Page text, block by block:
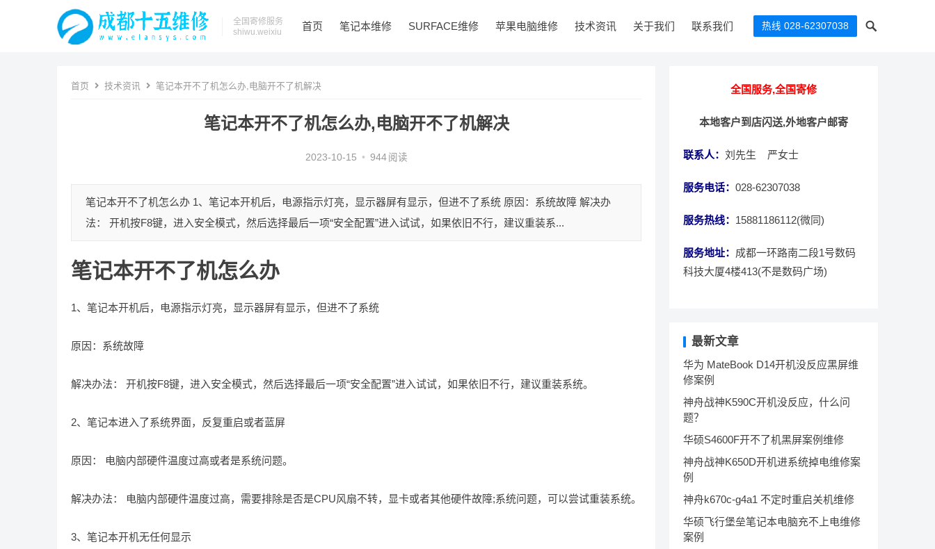
全国寄修服务
shiwu.weixiu
首页 笔记本维修 SURFACE维修 苹果电脑维修 技术资讯 关于我们 联系我们 热线 028-62307038
首页 技术资讯 笔记本开不了机怎么办,电脑开不了机解决
笔记本开不了机怎么办,电脑开不了机解决
2023-10-15 • 944 阅读
笔记本开不了机怎么办 1、笔记本开机后，电源指示灯亮，显示器屏有显示，但进不了系统 原因：系统故障 解决办
法： 开机按F8键，进入安全模式，然后选择最后一项“安全配置”进入试试，如果依旧不行，建议重装系...
笔记本开不了机怎么办
1、笔记本开机后，电源指示灯亮，显示器屏有显示，但进不了系统
原因：系统故障
解决办法： 开机按F8键，进入安全模式，然后选择最后一项“安全配置”进入试试，如果依旧不行，建议重装系统。
2、笔记本进入了系统界面，反复重启或者蓝屏
原因： 电脑内部硬件温度过高或者是系统问题。
解决办法： 电脑内部硬件温度过高，需要排除是否是CPU风扇不转，显卡或者其他硬件故障;系统问题，可以尝试重装系统。
3、笔记本开机无任何显示
全国服务,全国寄修
本地客户到店闪送,外地客户邮寄
联系人： 刘先生 严女士
服务电话： 028-62307038
服务热线： 15881186112(微同)
服务地址： 成都一环路南二段1号数码
科技大厦4楼413(不是数码广场)
最新文章
华为 MateBook D14开机没反应黑屏维
修案例
神舟战神K590C开机没反应，什么问
题？
华硕S4600F开不了机黑屏案例维修
神舟战神K650D开机进系统掉电维修案
例
神舟k670c-g4a1 不定时重启关机维修
华硕飞行堡垒笔记本电脑充不上电维修
案例